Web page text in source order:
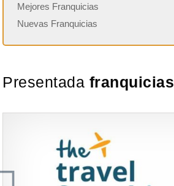
Mejores Franquicias
Nuevas Franquicias
Presentada franquicias